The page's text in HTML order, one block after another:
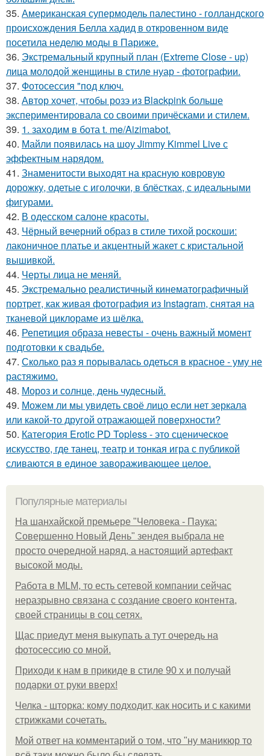
35. Американская супермодель палестино - голландского
происхождения Белла хадид в откровенном виде
посетила неделю моды в Париже.
36. Экстремальный крупный план (Extreme Close - up)
лица молодой женщины в стиле нуар - фотографии.
37. Фотосессия "под ключ.
38. Автор хочет, чтобы розэ из Blackpink больше
экспериментировала со своими причёсками и стилем.
39. 1. заходим в бота t. me/Aizimabot.
40. Майли появилась на шоу Jimmy Kimmel Live с
эффектным нарядом.
41. Знаменитости выходят на красную ковровую
дорожку, одетые с иголочки, в блёстках, с идеальными
фигурами.
42. В одесском салоне красоты.
43. Чёрный вечерний образ в стиле тихой роскоши:
лаконичное платье и акцентный жакет с кристальной
вышивкой.
44. Черты лица не меняй.
45. Экстремально реалистичный кинематографичный
портрет, как живая фотография из Instagram, снятая на
тканевой циклораме из шёлка.
46. Репетиция образа невесты - очень важный момент
подготовки к свадьбе.
47. Сколько раз я порывалась одеться в красное - уму не
растяжимо.
48. Мороз и солнце, день чудесный.
49. Можем ли мы увидеть своё лицо если нет зеркала
или какой-то другой отражающей поверхности?
50. Категория Erotic PD Topless - это сценическое
искусство, где танец, театр и тонкая игра с публикой
сливаются в единое завораживающее целое.
Популярные материалы
На шанхайской премьере "Человека - Паука:
Совершенно Новый День" зендея выбрала не
просто очередной наряд, а настоящий артефакт
высокой моды.
Работа в MLM, то есть сетевой компании сейчас
неразрывно связана с создание своего контента,
своей страницы в соц сетях.
Щас приедут меня выкупать а тут очередь на
фотосессию со мной.
Приходи к нам в прикиде в стиле 90 х и получай
подарки от руки вверх!
Челка - шторка: кому подходит, как носить и с какими
стрижками сочетать.
Мой ответ на комментарий о том, что "ну маникюр то